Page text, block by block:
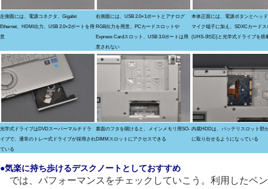
左側面には、電源コネクタ、Gigabit
Ethernet、HDMI出力、USB 2.0×2ポートを用
意
右側面には、USB 2.0×1ポートとアナログ
RGB出力を用意。PCカードスロットや
Express Cardスロット、USB 3.0ポートは用
意されない
本体正面には、電源ボタンとヘッ
マイク端子に加え、SDXCカードス
(UHS-I対応)と光学式ドライブを搭
光学式ドライブはDVDスーパーマルチドラ
イブで、通常のトレー式ドライブが採用され
ている
裏面のフタを開けると、メインメモリ用SO-
DIMMスロットにアクセスできる
内蔵HDDは、バッテリスロット部
に取り出せるようになっている
●気楽に持ち歩けるデスクノートとしておすすめ
では、パフォーマンスをチェックしていこう。利用したベン